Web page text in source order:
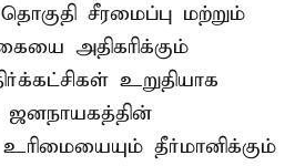
சீரமைப்பு மற்றும்
அதிகரிக்கும்
உறுதியாக
ஜனநாயகத்தின்
தீர்மானிக்கும்